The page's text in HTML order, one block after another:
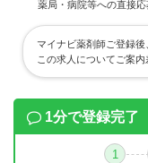
薬局・病院等への直接
マイナビ薬剤師ご登録
この求人についてご案内
1分で登録完了
1